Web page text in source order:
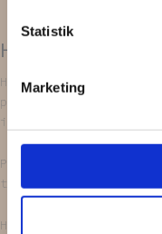
Statistik
Marketing
HÅRNÅLE | 3
Hårnålene er
perler fra halskæder
i diverse
Perlerne bliver
tryllet om til smukke
Husk på, at de er